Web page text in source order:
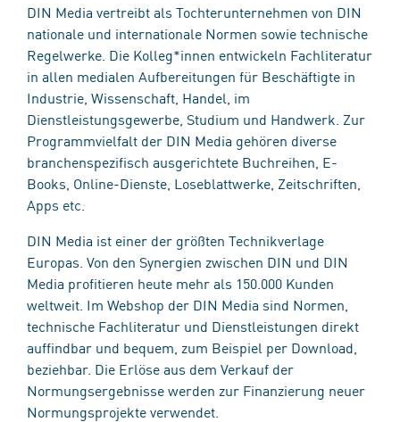
DIN Media vertreibt als Tochterunternehmen von DIN
nationale und internationale Normen sowie technische
Regelwerke. Die Kolleg*innen entwickeln Fachliteratur
in allen medialen Aufbereitungen für Beschäftigte in
Industrie, Wissenschaft, Handel, im
Dienstleistungsgewerbe, Studium und Handwerk. Zur
Programmvielfalt der DIN Media gehören diverse
branchenspezifisch ausgerichtete Buchreihen, E-
Books, Online-Dienste, Loseblattwerke, Zeitschriften,
Apps etc.
DIN Media ist einer der größten Technikverlage
Europas. Von den Synergien zwischen DIN und DIN
Media profitieren heute mehr als 150.000 Kunden
weltweit. Im Webshop der DIN Media sind Normen,
technische Fachliteratur und Dienstleistungen direkt
auffindbar und bequem, zum Beispiel per Download,
beziehbar. Die Erlöse aus dem Verkauf der
Normungsergebnisse werden zur Finanzierung neuer
Normungsprojekte verwendet.